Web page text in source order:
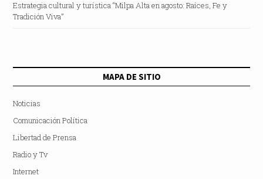
Estrategia cultural y turística “Milpa Alta en agosto: Raíces, Fe y
Tradición Viva”
MAPA DE SITIO
Noticias
Comunicación Política
Libertad de Prensa
Radio y Tv
Internet